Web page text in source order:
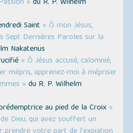
Saint « Ô mon Jésus,
Sept Dernières Paroles sur la
Nakatenus
« Ô Jésus accusé, calomnié,
mépris, apprenez-moi à mépriser
» du R. P. Wilhelm
au pied de la Croix «
Dieu, qui avez souffert un